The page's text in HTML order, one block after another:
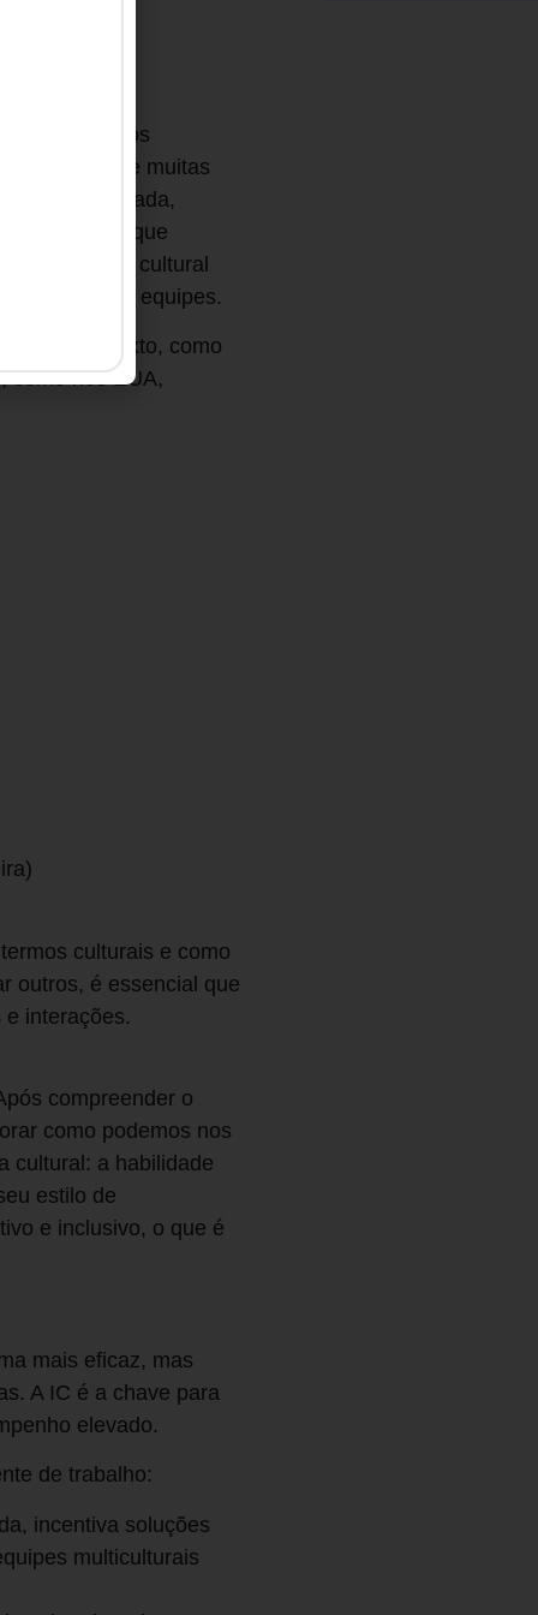
qual estamos
ainda que muitas
em que nada,
diárias, até que
o contexto cultural
das equipes.
alto contexto, como
como nos EUA,
culturais e como
outros, é essencial que
interações.
compreender o
como podemos nos
cultural: a habilidade
estilo de
e inclusivo, o que é
mais eficaz, mas
A IC é a chave para
elevado.
de trabalho:
incentiva soluções
multiculturais